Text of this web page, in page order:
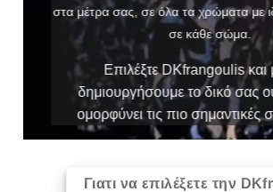
στα μέτρα σας, σε όλα τα χρώματα με
σε κάθε σώμα.
Επιλέξτε DKfrangoulis και
δημιουργήσουμε το δικό σας
ομορφύνει τις πιο σημαντικές
Γιατι να επιλέξετε την